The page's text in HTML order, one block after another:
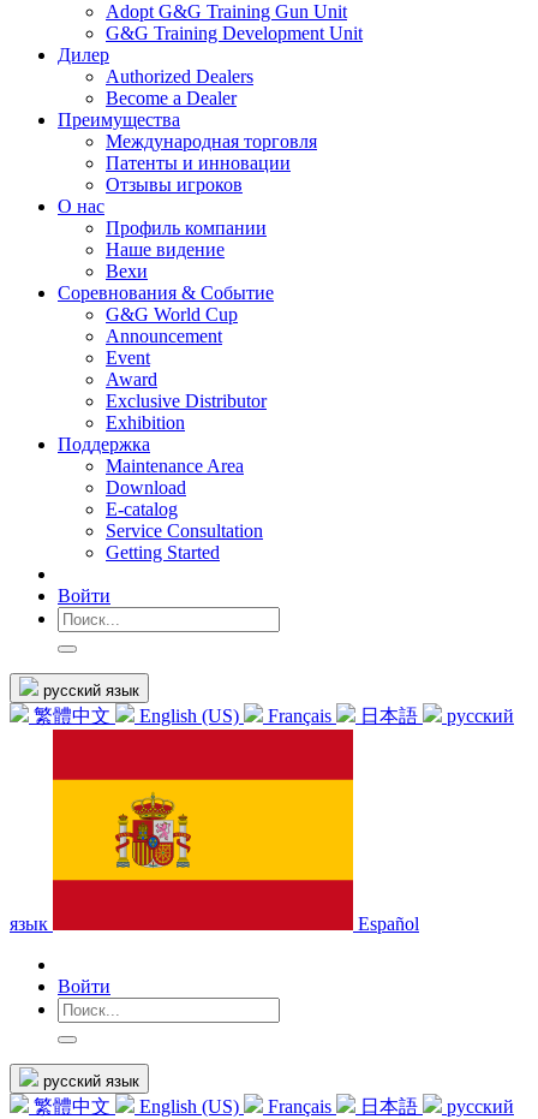
Adopt G&G Training Gun Unit
G&G Training Development Unit
Дилер
Authorized Dealers
Become a Dealer
Преимущества
Международная торговля
Патенты и инновации
Отзывы игроков
О нас
Профиль компании
Наше видение
Вехи
Соревнования & Событие
G&G World Cup
Announcement
Event
Award
Exclusive Distributor
Exhibition
Поддержка
Maintenance Area
Download
E-catalog
Service Consultation
Getting Started
Войти
русский язык
繁體中文 English (US) Français 日本語 русский
язык Español
Войти
русский язык
繁體中文 English (US) Français 日本語 русский